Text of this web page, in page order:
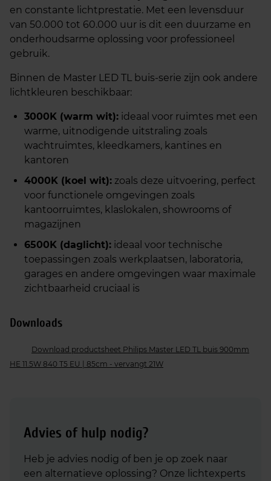
en constante lichtprestatie. Met een levensduur
van 50.000 tot 60.000 uur is dit een duurzame en
onderhoudsarme oplossing voor professioneel
gebruik.
Binnen de Master LED TL buis‑serie zijn ook andere
lichtkleuren beschikbaar:
3000K (warm wit): ideaal voor ruimtes met een
warme, uitnodigende uitstraling zoals
wachtruimtes, kleedkamers, kantines en
kantoren
4000K (koel wit): zoals deze uitvoering, perfect
voor functionele omgevingen zoals
kantoorruimtes, klaslokalen, showrooms of
magazijnen
6500K (daglicht): ideaal voor technische
toepassingen zoals werkplaatsen, laboratoria,
garages en andere omgevingen waar maximale
zichtbaarheid cruciaal is
Downloads
Download productsheet Philips Master LED TL buis 900mm
HE 11.5W 840 T5 EU | 85cm - vervangt 21W
Advies of hulp nodig?
Heb je advies nodig of ben je op zoek naar
een alternatieve oplossing? Onze lichtexperts